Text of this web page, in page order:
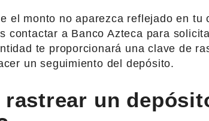
el monto no aparezca reflejado en tu
contactar a Banco Azteca para
te proporcionará una clave de
un seguimiento del depósito.
rastrear un